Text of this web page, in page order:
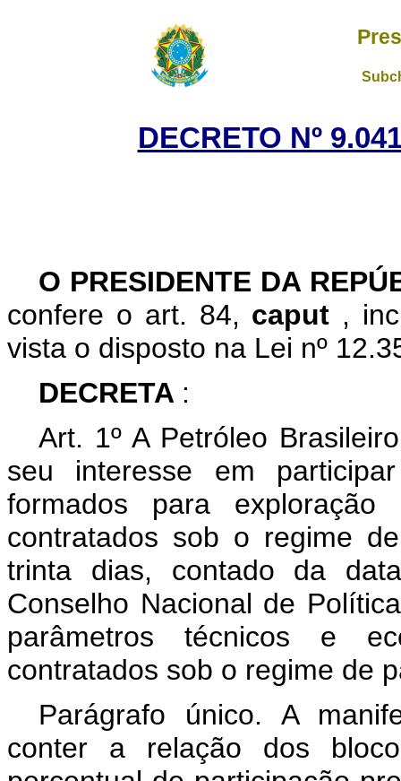
DECRETO Nº
O PRESIDENTE DA
confere o art. 84, caput ,
vista o disposto na Lei nº
DECRETA :
Art. 1º A Petróleo
seu interesse em
formados para
contratados sob o regime
trinta dias, contado da
Conselho Nacional de
parâmetros técnicos e
contratados sob o regime de
Parágrafo único. A
conter a relação dos